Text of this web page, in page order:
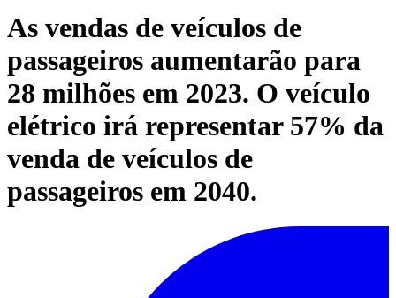
As vendas de veículos de
passageiros aumentarão para
28 milhões em 2023. O veículo
elétrico irá representar 57% da
venda de veículos de
passageiros em 2040.